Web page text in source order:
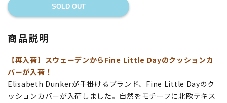
SOLD OUT
商品説明
【再入荷】スウェーデンからFine Little Dayのクッションカ
バーが入荷！
Elisabeth Dunkerが手掛けるブランド、Fine Little Dayのク
ッションカバーが入荷しました。自然をモチーフに北欧テキス